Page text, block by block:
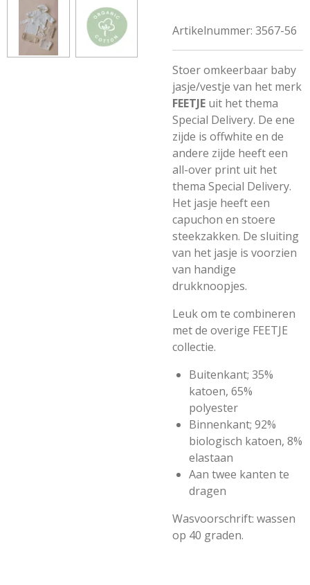
Artikelnummer: 3567-56
Stoer omkeerbaar baby
jasje/vestje van het merk
FEETJE uit het thema
Special Delivery. De ene
zijde is offwhite en de
andere zijde heeft een
all-over print uit het
thema Special Delivery.
Het jasje heeft een
capuchon en stoere
steekzakken. De sluiting
van het jasje is voorzien
van handige
drukknoopjes.
Leuk om te combineren
met de overige FEETJE
collectie.
Buitenkant; 35%
katoen, 65%
polyester
Binnenkant; 92%
biologisch katoen, 8%
elastaan
Aan twee kanten te
dragen
Wasvoorschrift: wassen
op 40 graden.